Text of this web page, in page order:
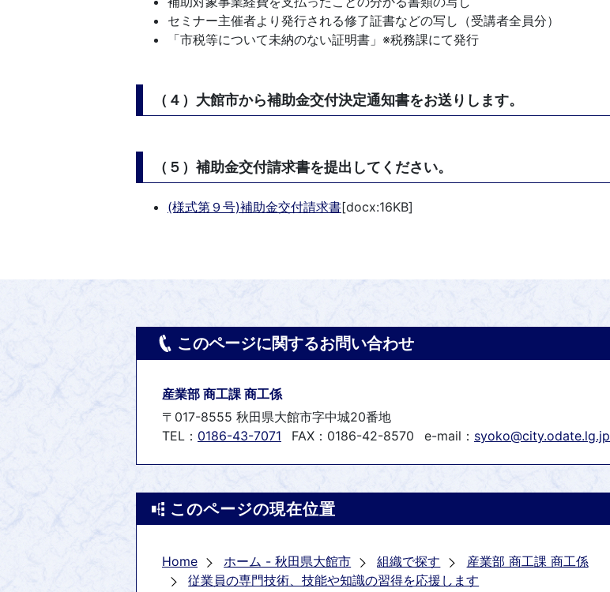
セミナー主催者より発行される修了証書などの写し（受講者全員分）
「市税等について未納のない証明書」※税務課にて発行
（４）大館市から補助金交付決定通知書をお送りします。
（５）補助金交付請求書を提出してください。
(様式第９号)補助金交付請求書[docx:16KB]
このページに関するお問い合わせ
産業部 商工課 商工係
〒017-8555 秋田県大館市字中城20番地
TEL： 0186-43-7071 FAX：0186-42-8570 e-mail： syoko@city.odate.lg.jp
このページの現在位置
Home ホーム - 秋田県大館市 組織で探す
産業部 商工課 商工係
従業員の専門技術、技能や知識の習得を応援します